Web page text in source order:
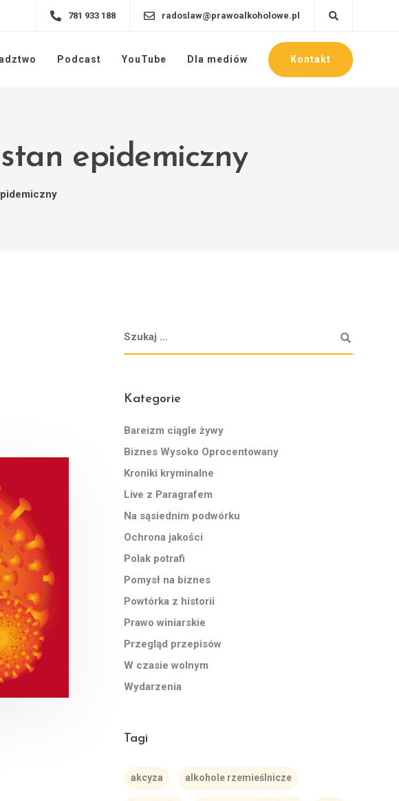
781 933 188 radoslaw@prawoalkoholowe.pl
Podcast YouTube Dla mediów Kontakt
epidemiczny
Kategorie
Bareizm ciągle żywy
Biznes Wysoko Oprocentowany
Kroniki kryminalne
Live z Paragrafem
Na sąsiednim podwórku
Ochrona jakości
Polak potrafi
Pomysł na biznes
Powtórka z historii
Prawo winiarskie
Przegląd przepisów
W czasie wolnym
Wydarzenia
Tagi
akcyza alkohole rzemieślnicze